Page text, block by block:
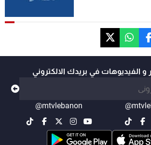
و الفيديوهات في بريدك الالكتروني
@mtvlebanon